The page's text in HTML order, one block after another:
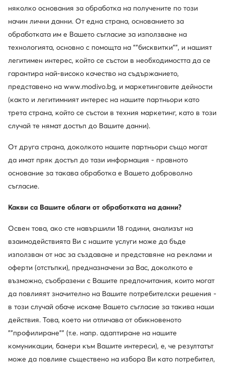
Ugg
Апрески · Сив
265,36€
Ugg
Апрески · Черен
132,94€
Ugg
Пантофи · Черен
121,18€
Ugg
Пантофи · Кафяв
151,34€
няколко основания за обработка на получените по този
начин лични данни. От една страна, основанието за
обработката им е Вашето съгласие за използване на
технологията, основно с помощта на ""бисквитки"", и нашият
легитимен интерес, който се състои в необходимостта да се
гарантира най-високо качество на съдържанието,
представено на www.modivo.bg, и маркетинговите дейности
(както и легитимният интерес на нашите партньори като
трета страна, който се състои в техния маркетинг, като в този
случай те нямат достъп до Вашите данни).
От друга страна, доколкото нашите партньори също могат
да имат пряк достъп до тази информация - правното
основание за такава обработка е Вашето доброволно
съгласие.
Какви са Вашите облаги от обработката на данни?
Освен това, ако сте навършили 18 години, анализът на
взаимодействията Ви с нашите услуги може да бъде
използван от нас за създаване и представяне на реклами и
оферти (отстъпки), предназначени за Вас, доколкото е
възможно, съобразени с Вашите предпочитания, които могат
да повлияят значително на Вашите потребителски решения -
в този случай обаче искаме Вашето съгласие за такива наши
действия. Това, което ни отличава от обикновеното
""профилиране"" (т.е. напр. адаптиране на нашите
комуникации, банери към Вашите интереси), е, че резултатът
може да повлияе съществено на избора Ви като потребител,